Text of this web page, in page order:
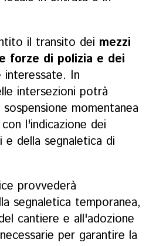
il transito dei mezzi
forze di polizia e dei
interessate. In
intersezioni potrà
momentanea
l'indicazione dei
della segnaletica di
provvederà
segnaletica temporanea,
cantiere e all'adozione
per garantire la